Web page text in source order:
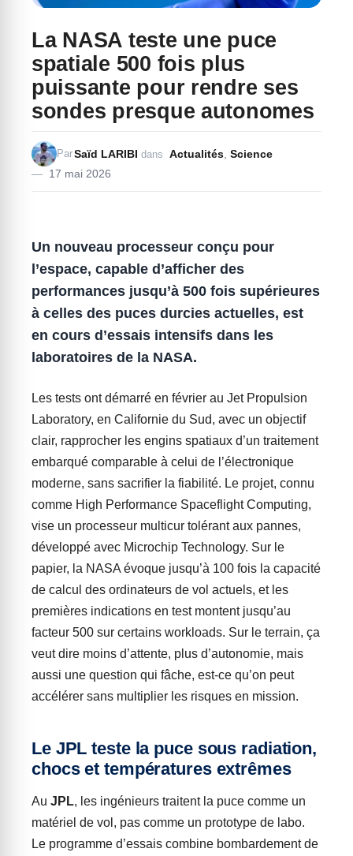
La NASA teste une puce
spatiale 500 fois plus
puissante pour rendre ses
sondes presque autonomes
17 mai 2026
ParSaïd LARIBI dans Actualités Science
Un nouveau processeur conçu pour
l’espace, capable d’afficher des
performances jusqu’à 500 fois supérieures
à celles des puces durcies actuelles, est
en cours d’essais intensifs dans les
laboratoires de la NASA.
Les tests ont démarré en février au Jet Propulsion
Laboratory, en Californie du Sud, avec un objectif
clair, rapprocher les engins spatiaux d’un traitement
embarqué comparable à celui de l’électronique
moderne, sans sacrifier la fiabilité. Le projet, connu
comme High Performance Spaceflight Computing,
vise un processeur multicur tolérant aux pannes,
développé avec Microchip Technology. Sur le
papier, la NASA évoque jusqu’à 100 fois la capacité
de calcul des ordinateurs de vol actuels, et les
premières indications en test montent jusqu’au
facteur 500 sur certains workloads. Sur le terrain, ça
veut dire moins d’attente, plus d’autonomie, mais
aussi une question qui fâche, est-ce qu’on peut
accélérer sans multiplier les risques en mission.
Le JPL teste la puce sous radiation,
chocs et températures extrêmes
Au JPL, les ingénieurs traitent la puce comme un
matériel de vol, pas comme un prototype de labo.
Le programme d’essais combine bombardement de